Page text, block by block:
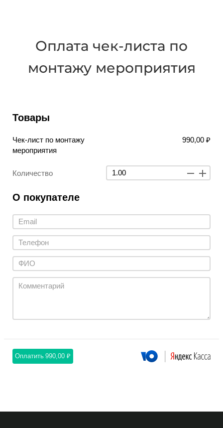
Оплата чек-листа по
монтажу мероприятия
Товары
Чек-лист по монтажу
мероприятия
990,00 ₽
Количество
О покупателе
Оплатить 990,00 ₽